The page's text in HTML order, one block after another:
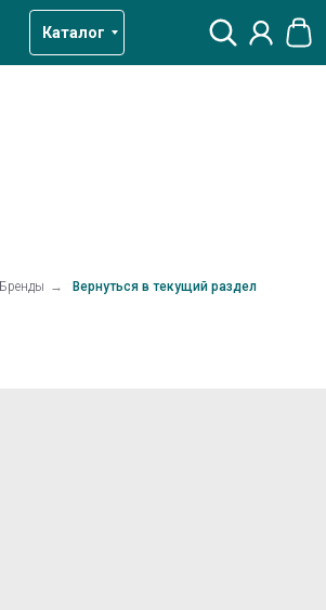
Каталог
Бренды → Вернуться в текущий раздел